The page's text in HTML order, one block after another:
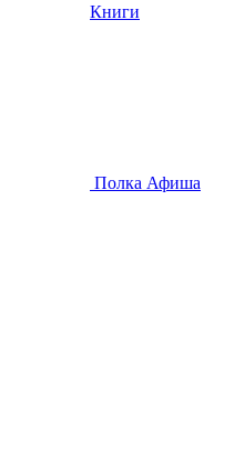
Книги
Полка Афиша